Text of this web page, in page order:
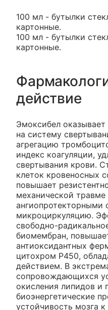
100 мл - бутылки
картонные.
100 мл - бутылки
картонные.
действие
Эмоксибел оказывает
на систему
агрегацию
индекс коагуляции,
свертывания крови.
клеток кровеносных
повышает
механической
ангиопротекторными
микроциркуляцию.
свободно-
биомембран,
антиоксидантных
цитохром Р450,
действием. В
сопровождающихся
окисления липидов и
биоэнергетические
устойчивость мозга